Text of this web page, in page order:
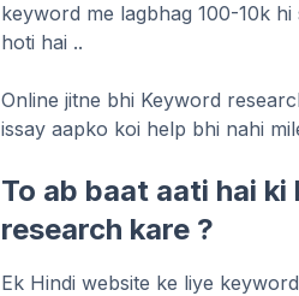
keyword me lagbhag 100-10k
hoti hai ..
Online jitne bhi Keyword
issay aapko koi help bhi nahi
To ab baat aati hai
research kare ?
Ek Hindi website ke liye